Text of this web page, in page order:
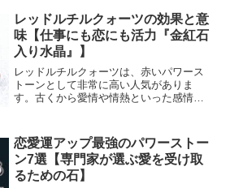
ディングが大事ですよ」というのは、ス
ピリチュアルな情報にアク...
レッドルチルクォーツの効果と意
味【仕事にも恋にも活力『金紅石
入り水晶』】
レッドルチルクォーツは、赤いパワース
トーンとして非常に高い人気がありま
す。古くから愛情や情熱といった感情を
ます。ルチルクォーツの中でも恋愛成就
や子宝のお守りとして女性に...
恋愛運アップ最強のパワーストー
ン7選【専門家が選ぶ愛を受け取
るための石】